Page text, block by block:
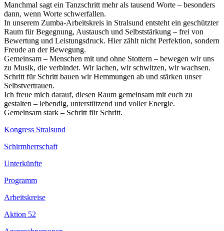
Manchmal sagt ein Tanzschritt mehr als tausend Worte – besonders
dann, wenn Worte schwerfallen.
In unserem Zumba-Arbeitskreis in Stralsund entsteht ein geschützter
Raum für Begegnung, Austausch und Selbststärkung – frei von
Bewertung und Leistungsdruck. Hier zählt nicht Perfektion, sondern
Freude an der Bewegung.
Gemeinsam – Menschen mit und ohne Stottern – bewegen wir uns
zu Musik, die verbindet. Wir lachen, wir schwitzen, wir wachsen.
Schritt für Schritt bauen wir Hemmungen ab und stärken unser
Selbstvertrauen.
Ich freue mich darauf, diesen Raum gemeinsam mit euch zu
gestalten – lebendig, unterstützend und voller Energie.
Gemeinsam stark – Schritt für Schritt.
Kongress Stralsund
Schirmherrschaft
Unterkünfte
Programm
Arbeitskreise
Aktion 52